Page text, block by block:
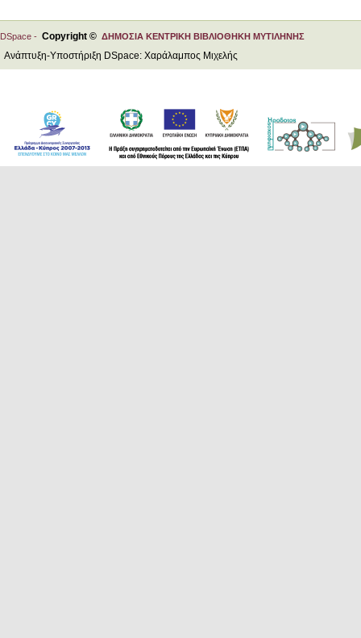
DSpace - Copyright © ΔΗΜΟΣΙΑ ΚΕΝΤΡΙΚΗ ΒΙΒΛΙΟΘΗΚΗ ΜΥΤΙΛΗΝΗΣ
Ανάπτυξη-Υποστήριξη DSpace: Χαράλαμπος Μιχελής